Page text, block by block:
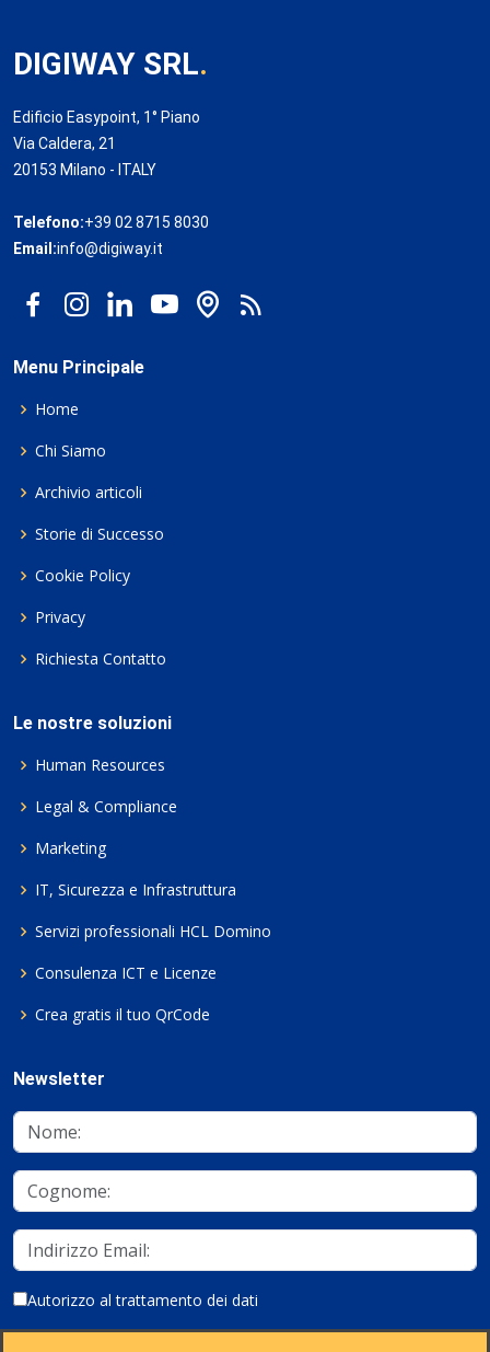
DIGIWAY SRL.
Edificio Easypoint, 1° Piano
Via Caldera, 21
20153 Milano - ITALY
Telefono:+39 02 8715 8030
Email:info@digiway.it
Menu Principale
Home
Chi Siamo
Archivio articoli
Storie di Successo
Cookie Policy
Privacy
Richiesta Contatto
Le nostre soluzioni
Human Resources
Legal & Compliance
Marketing
IT, Sicurezza e Infrastruttura
Servizi professionali HCL Domino
Consulenza ICT e Licenze
Crea gratis il tuo QrCode
Newsletter
Autorizzo al trattamento dei dati